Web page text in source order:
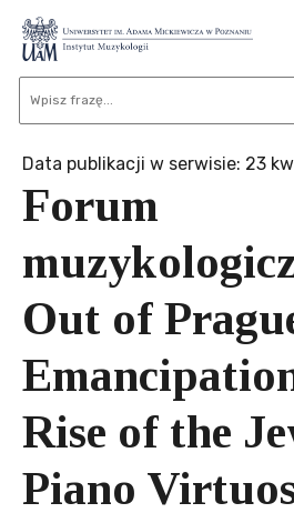
Data publikacji w serwisie: 23
Forum
Out of
Rise of the
Piano